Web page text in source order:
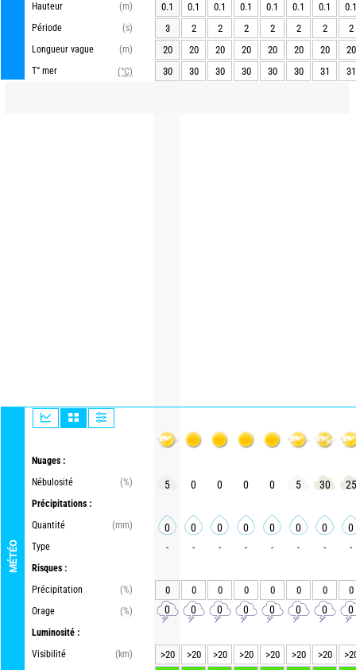
Hauteur
(m)
Période
(s)
Longueur vague
(m)
T° mer
(°C)
MÉTÉO
Nuages :
Nébulosité
(%)
Précipitations :
Quantité
(mm)
Type
Risques :
Précipitation
(%)
Orage
(%)
Luminosité :
Visibilité
(km)
0.1
0.1 0.1 0.1 0.1 0.1 0.1
0.1
3
2 2 2 2 2 2
2
20
20 20 20 20 20 20
20
30
30 30 30 30 30 31 31
5 0 0 0 0 5 30 25
0 0 0 0 0 0 0 0
- - - - - - - -
0 0 0 0 0 0 0 0
0 0 0 0 0 0 0 0
>20 >20 >20 >20 >20 >20 >20